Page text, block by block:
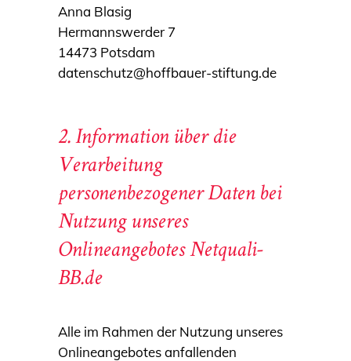
Anna Blasig
Hermannswerder 7
14473 Potsdam
datenschutz@hoffbauer-stiftung.de
2. Information über die
Verarbeitung
personenbezogener Daten bei
Nutzung unseres
Onlineangebotes Netquali-
BB.de
Alle im Rahmen der Nutzung unseres
Onlineangebotes anfallenden